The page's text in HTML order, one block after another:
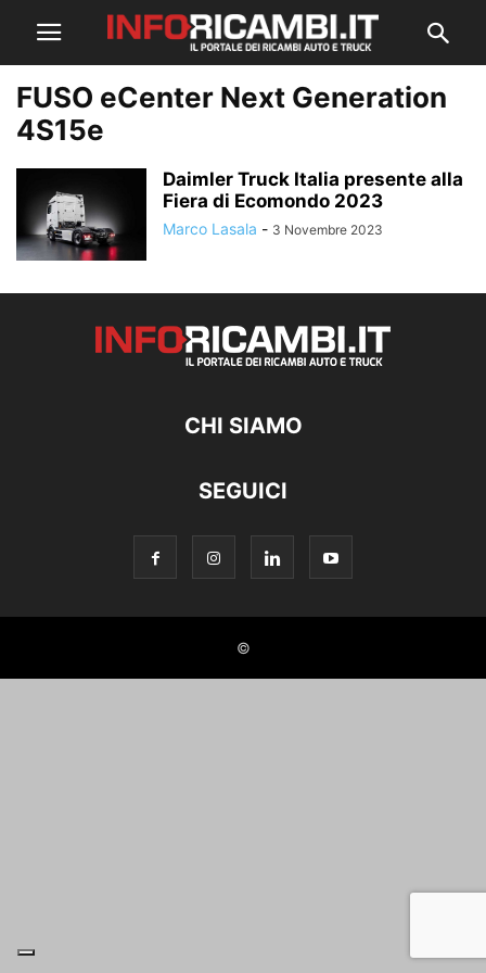
FUSO eCenter Next Generation
4S15e
Daimler Truck Italia presente alla
Fiera di Ecomondo 2023
Marco Lasala - 3 Novembre 2023
CHI SIAMO
SEGUICI
©